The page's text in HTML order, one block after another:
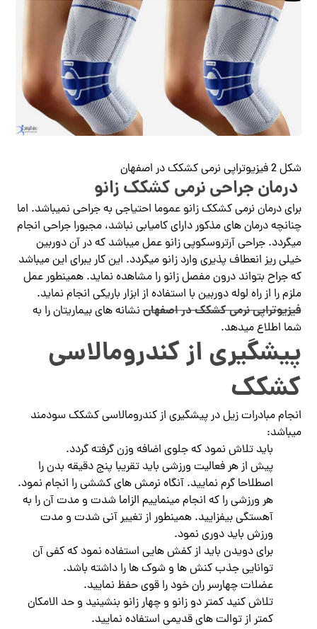
شکل 2 فیزیوتراپی نرمی کشکک در اصفهان
درمان جراحی نرمی کشکک زانو
برای درمان نرمی کشکک زانو عموما احتیاجی به جراحی نمیباشد. اما
چنانچه درمان‌ های مذکور دارای کامیابی نباشد، مجبورا جراحی انجام
میگردد. جراحی آرتروسکوپی زانو عمل میباشد که در آن دوربین
خیلی ریز انعطاف پذیری وارد زانو میگردد. این کار یبرای این میباشد
که جراح بتواند درون مفصل زانو را مشاهده نماید. همینطور عمل
ملزم را از راه لوله دوربین با استفاده از ابزار باریکی انجام نماید.
فیزیوتراپی نرمی کشکک در اصفهاننشانه های بیماریتان را به
شما اطلاع میدهد.
پیشگیری از کندرومالاسی
کشکک
انجام مبادرات زیل در پیشگیری از کندرومالاسی کشکک سودمند
میباشد:
باید تلاش نمود که جلوی اضافه وزن گرفته گردد.
پیش از هر فعالیت ورزشی باید تقریبا پنج دقیقه بدن را
اصطلاحا گرم نمایید. آنگاه نرمش های کششی را انجام نمود.
هر ورزشی را که انجام مینماییم الزاما شدت و مدت آن را به
آهستگی بیفزایید. همینطور از تغییر آنی شدت و مدت
ورزش باید دوری نمود.
برای دویدن باید از کفش هایی استفاده نمود که کفی آن
توانایی جذب کنش ها و شوک ها را داشته باشد.
عضلات چهارسر ران خود را قوی حفظ نمایید.
تلاش کنید کمتر دو زانو و چهار زانو بنشینید و حد الامکان
کمتر از توالت های قدیمی استفاده نمایید.